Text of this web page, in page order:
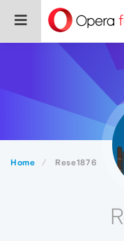
Home Rese1876